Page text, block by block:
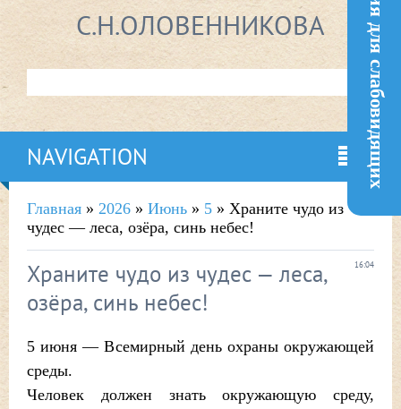
Версия для слабовидящих
С.Н.ОЛОВЕННИКОВА
NAVIGATION
Главная » 2026 » Июнь » 5 » Храните чудо из
чудес — леса, озёра, синь небес!
16:04
Храните чудо из чудес — леса,
озёра, синь небес!
5 июня — Всемирный день охраны окружающей
среды.
Человек должен знать окружающую среду,